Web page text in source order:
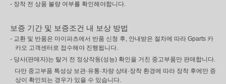
- 장착 전 상품 불량 여부를 확인해야합니다.
보증 기간 및 보증조건 내 보상 방법
- 교환 및 반품은 마이파츠에서 반품 신청 후, 안내받은 절차에 따라 Gparts 카
카오 고객센터로 접수해야 진행됩니다.
- 당사(판매자)는 탈거 전 정상작동(성능) 확인을 거친 중고부품만 판매합니다.
다만 중고부품 특성상 보관·유통·차량 상태·장착 환경에 따라 장착 후에만 증
상이 확인되는 경우가 있을 수 있습니다.